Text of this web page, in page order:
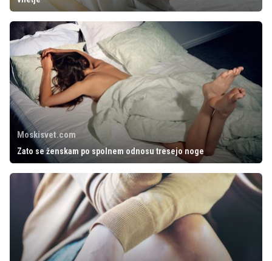
Moskisvet.com
Zato se ženskam po spolnem odnosu tresejo noge